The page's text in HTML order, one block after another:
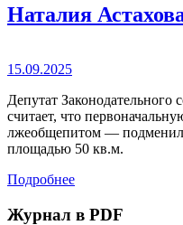
Наталия
15.09.2025
Депутат Законодательного
считает, что
лжеобщепитом —
площадью 50 кв.м.
Подробнее
Журнал в PDF